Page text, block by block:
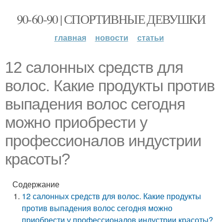
90-60-90 | СПОРТИВНЫЕ ДЕВУШКИ
главная новости статьи
12 салонных средств для
волос. Какие продукты против
выпадения волос сегодня
можно приобрести у
профессионалов индустрии
красоты?
Содержание
12 салонных средств для волос. Какие продукты
против выпадения волос сегодня можно